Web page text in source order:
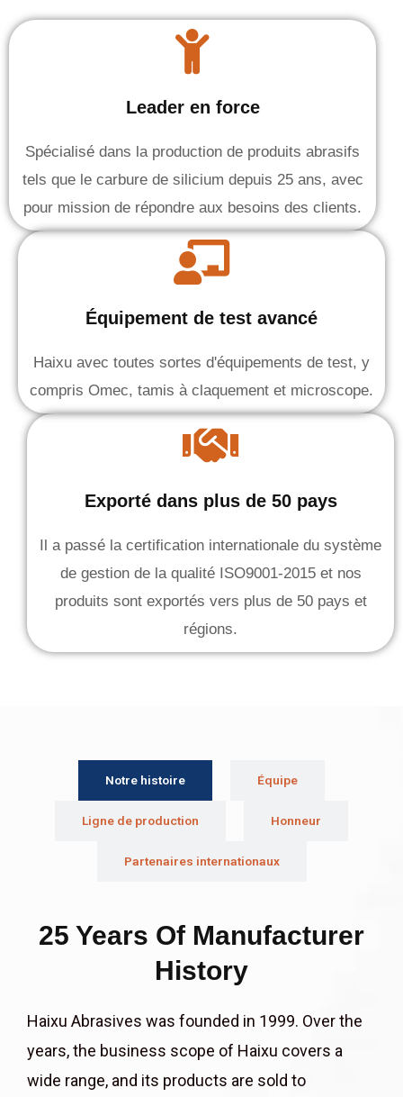
Leader en force
Spécialisé dans la production de produits abrasifs
tels que le carbure de silicium depuis 25 ans, avec
pour mission de répondre aux besoins des clients.
Équipement de test avancé
Haixu avec toutes sortes d'équipements de test, y
compris Omec, tamis à claquement et microscope.
Exporté dans plus de 50 pays
Il a passé la certification internationale du système
de gestion de la qualité ISO9001-2015 et nos
produits sont exportés vers plus de 50 pays et
régions.
Notre histoire Équipe
Ligne de production Honneur
Partenaires internationaux
25 Years Of Manufacturer
History
Haixu Abrasives was founded in 1999. Over the
years, the business scope of Haixu covers a
wide range, and its products are sold to